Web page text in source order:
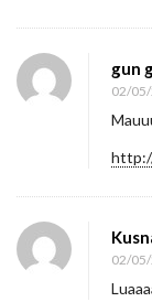
gun
02/
02/